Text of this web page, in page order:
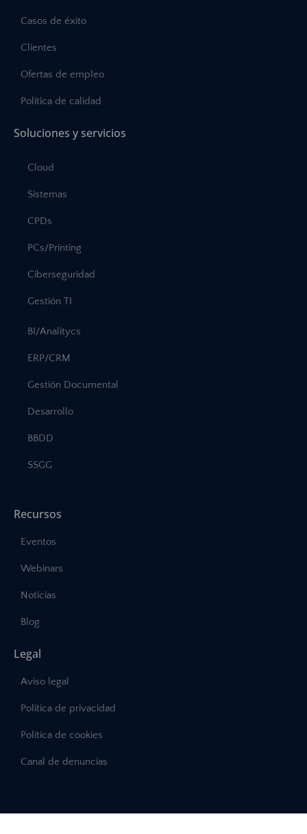
Casos de éxito
Clientes
Ofertas de empleo
Política de calidad
Soluciones y servicios
Cloud
Sistemas
CPDs
PCs/Printing
Ciberseguridad
Gestión TI
BI/Analitycs
ERP/CRM
Gestión Documental
Desarrollo
BBDD
SSGG
Recursos
Eventos
Webinars
Noticias
Blog
Legal
Aviso legal
Política de privacidad
Política de cookies
Canal de denuncias